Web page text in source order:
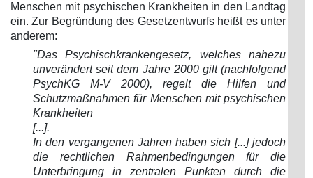
Menschen mit psychischen Krankheiten in den Landtag
ein. Zur Begründung des Gesetzentwurfs heißt es unter
anderem:
"Das Psychischkrankengesetz, welches nahezu
unverändert seit dem Jahre 2000 gilt (nachfolgend
PsychKG M-V 2000), regelt die Hilfen und
Schutzmaßnahmen für Menschen mit psychischen
Krankheiten
[...].
In den vergangenen Jahren haben sich [...] jedoch
die rechtlichen Rahmenbedingungen für die
Unterbringung in zentralen Punkten durch die